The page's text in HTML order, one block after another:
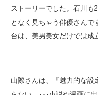
ストーリーでした。石川も
となく見ちゃう俳優さん
台は、美男美女だけでは成
山際さんは、『魅力的な設